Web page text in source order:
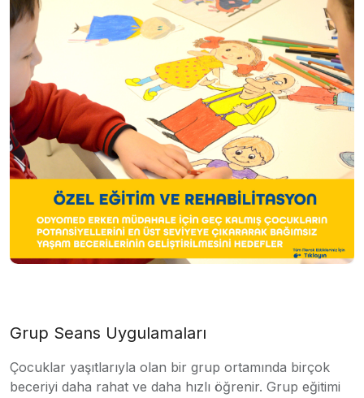
Grup Seans Uygulamaları
Çocuklar yaşıtlarıyla olan bir grup ortamında birçok
beceriyi daha rahat ve daha hızlı öğrenir. Grup eğitimi